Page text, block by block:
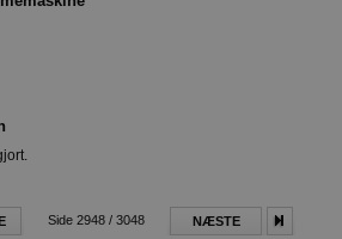
Side 2948 / 3048 NÆSTE